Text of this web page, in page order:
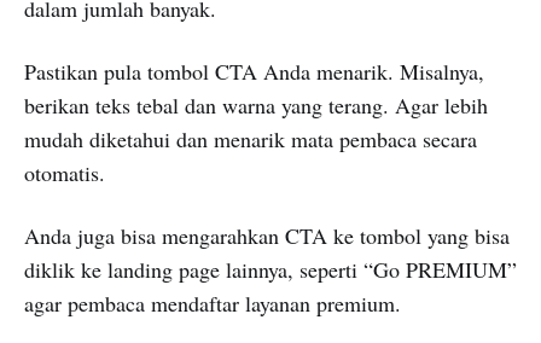
dalam jumlah banyak.
Pastikan pula tombol CTA Anda menarik. Misalnya,
berikan teks tebal dan warna yang terang. Agar lebih
mudah diketahui dan menarik mata pembaca secara
otomatis.
Anda juga bisa mengarahkan CTA ke tombol yang bisa
diklik ke landing page lainnya, seperti “Go PREMIUM”
agar pembaca mendaftar layanan premium.